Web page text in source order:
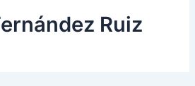
Ruiz